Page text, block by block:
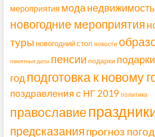
мероприятия мода недвижимость
новогодние мероприятия
туры новогодний стол новости
памятные даты пенсии подарки
год подготовка к новому
поздравления с НГ 2019 политика
православие
предсказанияпрогноз